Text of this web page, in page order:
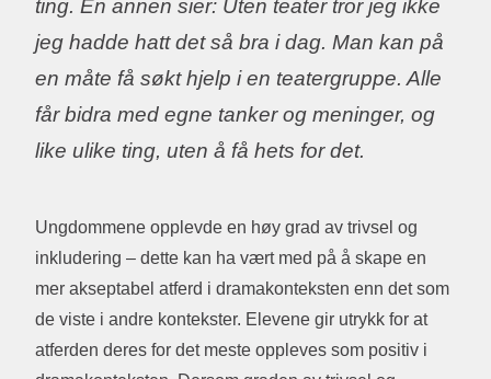
ting. En annen sier: Uten teater tror jeg ikke
jeg hadde hatt det så bra i dag. Man kan på
en måte få søkt hjelp i en teatergruppe. Alle
får bidra med egne tanker og meninger, og
like ulike ting, uten å få hets for det.
Ungdommene opplevde en høy grad av trivsel og
inkludering – dette kan ha vært med på å skape en
mer akseptabel atferd i dramakonteksten enn det som
de viste i andre kontekster. Elevene gir utrykk for at
atferden deres for det meste oppleves som positiv i